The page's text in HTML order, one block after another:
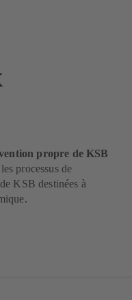
propre de KSB
processus de
KSB destinées à